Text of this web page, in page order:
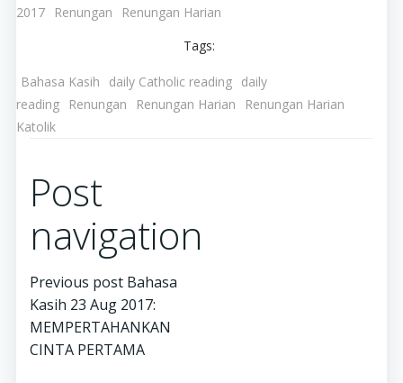
2017
Renungan
Renungan Harian
Tags:
Bahasa Kasih daily Catholic reading daily
reading
Renungan Renungan Harian
Renungan Harian
Katolik
Post
navigation
Previous post Bahasa
Kasih 23 Aug 2017:
MEMPERTAHANKAN
CINTA PERTAMA